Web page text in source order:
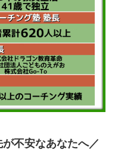
不安なあなたへ／